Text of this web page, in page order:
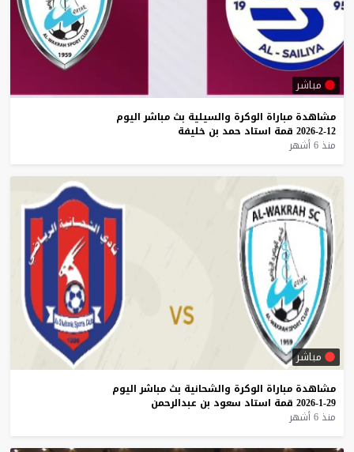
مباشر
مشاهدة مباراة الوكرة والسيلية بث مباشر اليوم
12-2-2026
قمة استاد حمد بن خليفة
منذ 6 أشهر
مباشر
مشاهدة مباراة الوكرة والشحانية بث مباشر اليوم
29-1-2026
قمة استاد سعود بن عبدالرحمن
منذ 6 أشهر